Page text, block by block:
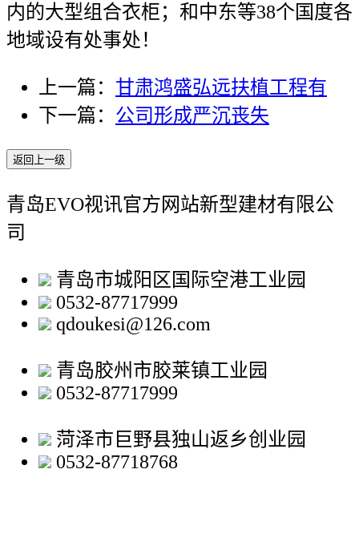
内的大型组合衣柜；和中东等38个国度各
地域设有处事处！
上一篇： 甘肃鸿盛弘远扶植工程有
下一篇： 公司形成严沉丧失
返回上一级
青岛EVO视讯官方网站新型建材有限公
司
青岛市城阳区国际空港工业园
0532-87717999
qdoukesi@126.com
青岛胶州市胶莱镇工业园
0532-87717999
菏泽市巨野县独山返乡创业园
0532-87718768